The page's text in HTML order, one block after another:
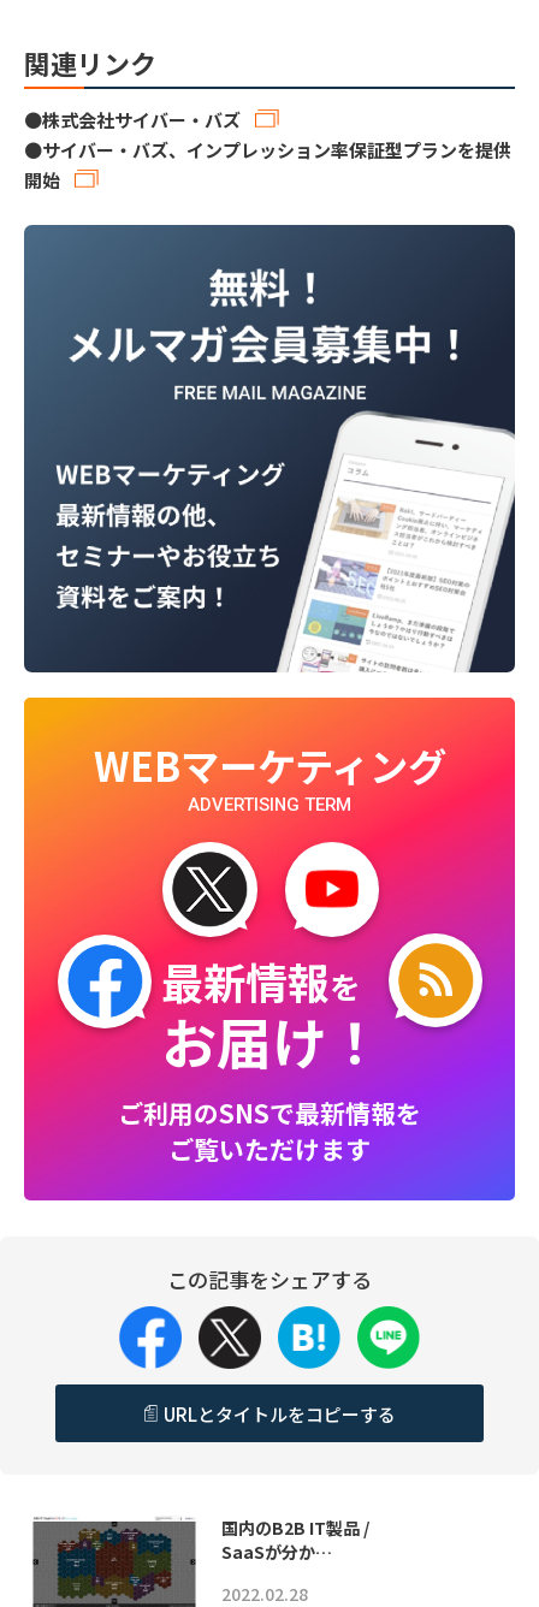
関連リンク
●株式会社サイバー・バズ
●サイバー・バズ、インプレッション率保証型プランを提供
開始
WEBマーケティング
ADVERTISING TERM
最新情報を
お届け！
ご利用のSNSで最新情報を
ご覧いただけます
この記事をシェアする
URLとタイトルをコピーする
国内のB2B IT製品 /
SaaSが分か…
2022.02.28